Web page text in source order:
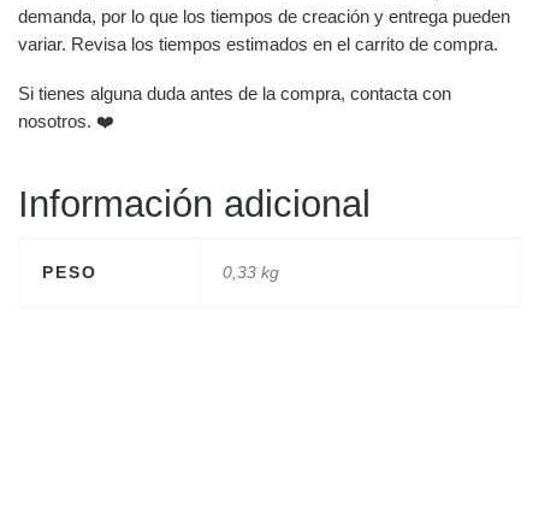
demanda, por lo que los tiempos de creación y entrega pueden
variar. Revisa los tiempos estimados en el carrito de compra.
Si tienes alguna duda antes de la compra, contacta con
nosotros. ❤️
Información adicional
PESO 0,33 kg